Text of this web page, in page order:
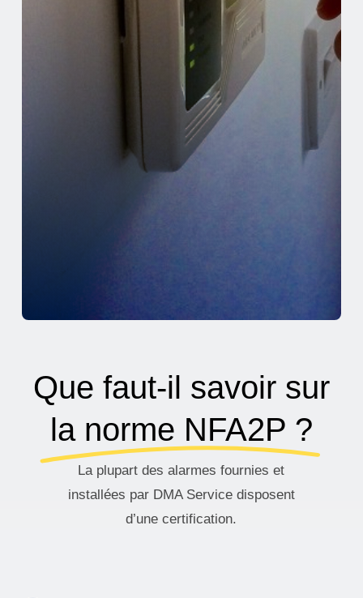
Que faut-il savoir sur
la norme NFA2P ?
La plupart des alarmes fournies et
installées par DMA Service disposent
d’une certification.